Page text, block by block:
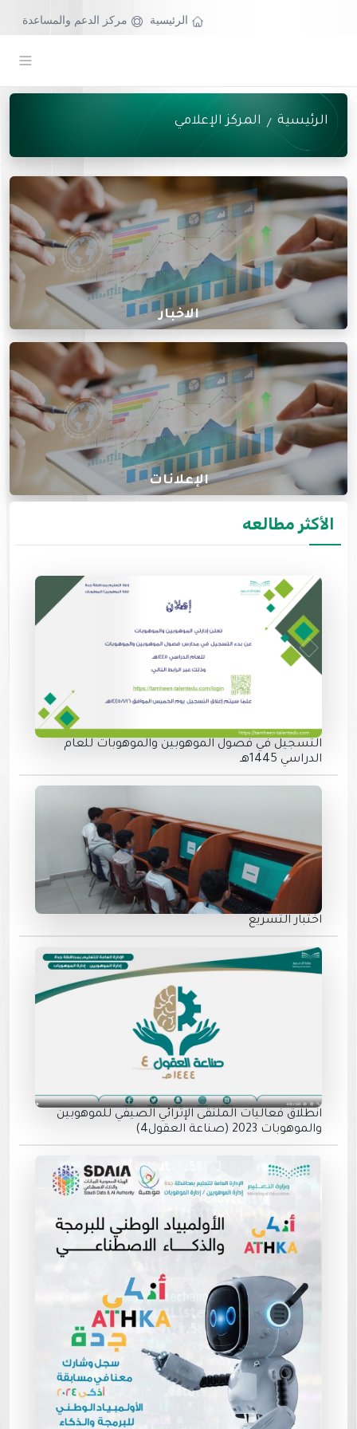
مركز الدعم والمساعدة الرئيسية
الرئيسية / المركز الإعلامي
الاخبار
الإعلانات
الأكثر مطالعه
التسجيل في فصول الموهوبين والموهوبات للعام
الدراسي 1445هـ
اختبار التسريع
انطلاق فعاليات الملتقى الإثرائي الصيفي للموهوبين
والموهوبات 2023 (صناعة العقول4)